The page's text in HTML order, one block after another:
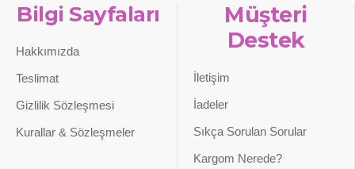
Bilgi Sayfaları
Hakkımızda
Teslimat
Gizlilik Sözleşmesi
Kurallar & Sözleşmeler
Müşteri
Destek
İletişim
İadeler
Sıkça Sorulan Sorular
Kargom Nerede?